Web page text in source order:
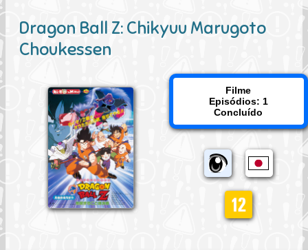
Dragon Ball Z: Chikyuu Marugoto
Choukessen
Filme
Episódios: 1
Concluído